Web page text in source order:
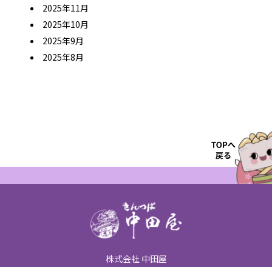
2025年11月
2025年10月
2025年9月
2025年8月
株式会社 中田屋